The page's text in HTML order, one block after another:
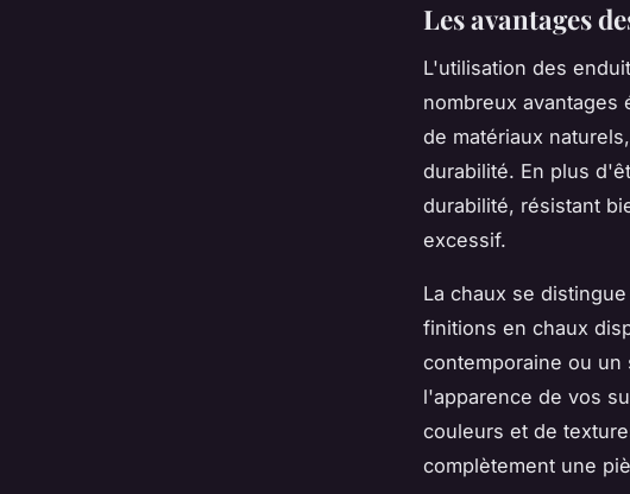
Les avantages
L'utilisation des
nombreux avantages
de matériaux
durabilité. En plus
durabilité, résistant
excessif.
La chaux se
finitions en chaux
contemporaine ou
l'apparence de vos
couleurs et de
complètement une